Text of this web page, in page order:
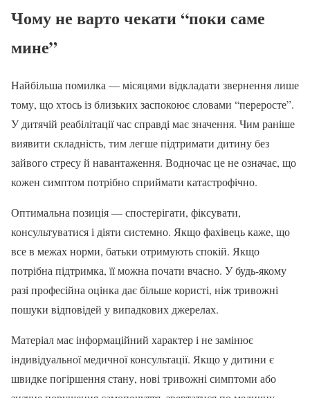
Чому не варто чекати “поки саме
мине”
Найбільша помилка — місяцями відкладати звернення лише
тому, що хтось із близьких заспокоює словами “переросте”.
У дитячій реабілітації час справді має значення. Чим раніше
виявити складність, тим легше підтримати дитину без
зайвого стресу й навантаження. Водночас це не означає, що
кожен симптом потрібно сприймати катастрофічно.
Оптимальна позиція — спостерігати, фіксувати,
консультуватися і діяти системно. Якщо фахівець каже, що
все в межах норми, батьки отримують спокій. Якщо
потрібна підтримка, її можна почати вчасно. У будь-якому
разі професійна оцінка дає більше користі, ніж тривожні
пошуки відповідей у випадкових джерелах.
Матеріал має інформаційний характер і не замінює
індивідуальної медичної консультації. Якщо у дитини є
швидке погіршення стану, нові тривожні симптоми або